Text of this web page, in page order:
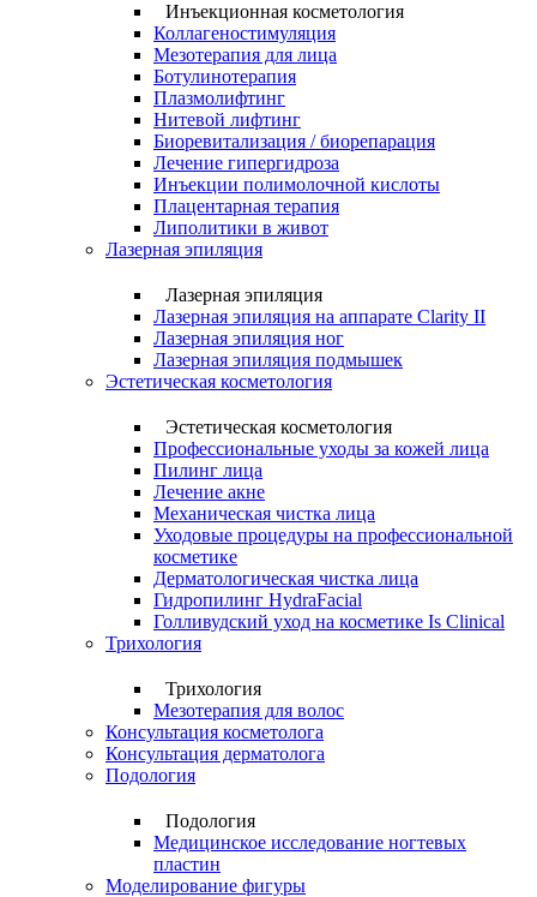
Инъекционная косметология
Коллагеностимуляция
Мезотерапия для лица
Ботулинотерапия
Плазмолифтинг
Нитевой лифтинг
Биоревитализация / биорепарация
Лечение гипергидроза
Инъекции полимолочной кислоты
Плацентарная терапия
Липолитики в живот
Лазерная эпиляция
Лазерная эпиляция
Лазерная эпиляция на аппарате Clarity II
Лазерная эпиляция ног
Лазерная эпиляция подмышек
Эстетическая косметология
Эстетическая косметология
Профессиональные уходы за кожей лица
Пилинг лица
Лечение акне
Механическая чистка лица
Уходовые процедуры на профессиональной
косметике
Дерматологическая чистка лица
Гидропилинг HydraFacial
Голливудский уход на косметике Is Clinical
Трихология
Трихология
Мезотерапия для волос
Консультация косметолога
Консультация дерматолога
Подология
Подология
Медицинское исследование ногтевых
пластин
Моделирование фигуры